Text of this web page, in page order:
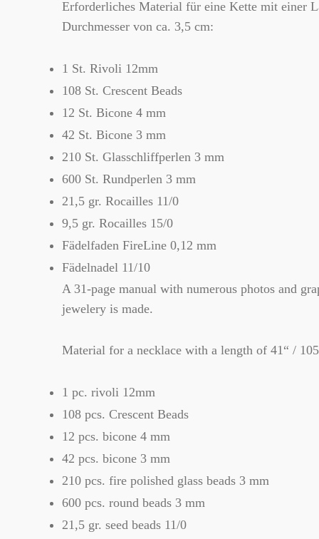
Erforderliches Material für eine Kette mit einer
Durchmesser von ca. 3,5 cm:
1 St. Rivoli 12mm
108 St. Crescent Beads
12 St. Bicone 4 mm
42 St. Bicone 3 mm
210 St. Glasschliffperlen 3 mm
600 St. Rundperlen 3 mm
21,5 gr. Rocailles 11/0
9,5 gr. Rocailles 15/0
Fädelfaden FireLine 0,12 mm
Fädelnadel 11/10
A 31-page manual with numerous photos and
jewelery is made.
Material for a necklace with a length of 41“ /
1 pc. rivoli 12mm
108 pcs. Crescent Beads
12 pcs. bicone 4 mm
42 pcs. bicone 3 mm
210 pcs. fire polished glass beads 3 mm
600 pcs. round beads 3 mm
21,5 gr. seed beads 11/0